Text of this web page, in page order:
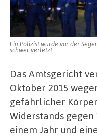
Ein Polizist wurde vor der
schwer verletzt.
Das Amtsgericht
Oktober 2015
gefährlicher
Widerstands
einem Jahr und